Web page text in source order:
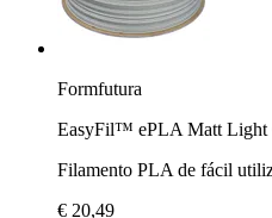
Formfutura
EasyFil™ ePLA Matt Light
Filamento PLA de fácil
€ 20,49